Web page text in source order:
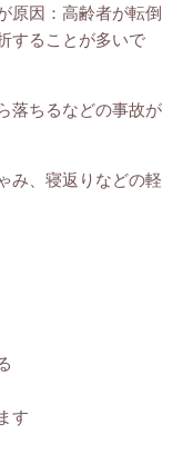
原因：高齢者が転倒
することが多いで
落ちるなどの事故が
み、寝返りなどの軽
す